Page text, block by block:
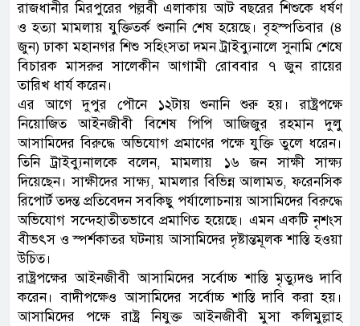
রাজধানীর মিরপুরের পল্লবী এলাকায় আট বছরের শিশুকে ধর্ষণ
ও হত্যা মামলায় যুক্তিতর্ক শুনানি শেষ হয়েছে। বৃহস্পতিবার (৪
জুন) ঢাকা মহানগর শিশু সহিংসতা দমন ট্রাইব্যুনালে সুনামি শেষে
বিচারক মাসরুর সালেকীন আগামী রোববার ৭ জুন রায়ের
তারিখ ধার্য করেন।
এর আগে দুপুর পৌনে ১২টায় শুনানি শুরু হয়। রাষ্ট্রপক্ষে
নিয়োজিত আইনজীবী বিশেষ পিপি আজিজুর রহমান দুলু
আসামিদের বিরুদ্ধে অভিযোগ প্রমাণের পক্ষে যুক্তি তুলে ধরেন।
তিনি ট্রাইব্যুনালকে বলেন, মামলায় ১৬ জন সাক্ষী সাক্ষ্য
দিয়েছেন। সাক্ষীদের সাক্ষ্য, মামলার বিভিন্ন আলামত, ফরেনসিক
রিপোর্ট তদন্ত প্রতিবেদন সবকিছু পর্যালোচনায় আসামিদের বিরুদ্ধে
অভিযোগ সন্দেহাতীতভাবে প্রমাণিত হয়েছে। এমন একটি নৃশংস
বীভৎস ও স্পর্শকাতর ঘটনায় আসামিদের দৃষ্টান্তমূলক শাস্তি হওয়া
উচিত।
রাষ্ট্রপক্ষের আইনজীবী আসামিদের সর্বোচ্চ শাস্তি মৃত্যুদণ্ড দাবি
করেন। বাদীপক্ষেও আসামিদের সর্বোচ্চ শাস্তি দাবি করা হয়।
আসামিদের পক্ষে রাষ্ট্র নিযুক্ত আইনজীবী মুসা কলিমুল্লাহ